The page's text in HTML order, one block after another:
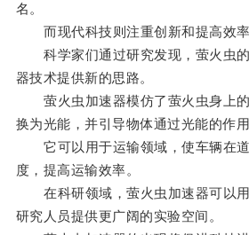
名。
而现代科技则注重创新和提高效率
科学家们通过研究发现，萤火虫的
器技术提供新的思路。
萤火虫加速器模仿了萤火虫身上的
换为光能，并引导物体通过光能的作用
它可以用于运输领域，使车辆在道
度，提高运输效率。
在科研领域，萤火虫加速器可以用
研究人员提供更广阔的实验空间。